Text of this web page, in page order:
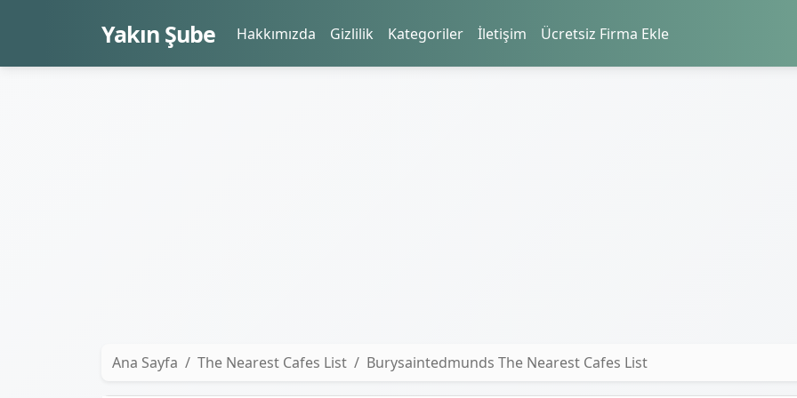
Yakın Şube Hakkımızda Gizlilik Kategoriler İletişim Ücretsiz Firma Ekle
Ana Sayfa
The Nearest Cafes List Burysaintedmunds The Nearest Cafes List